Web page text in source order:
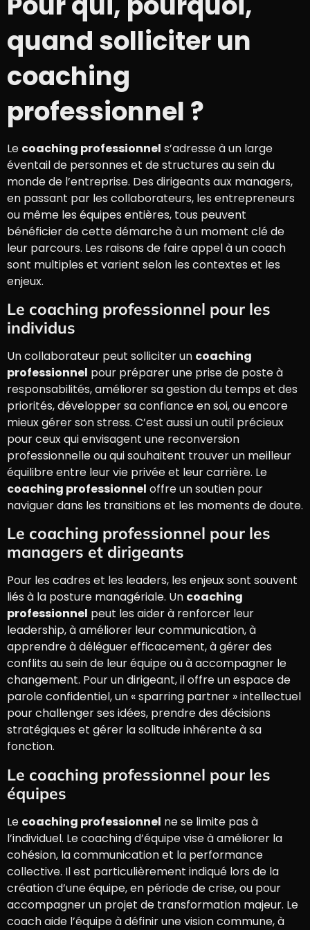
quand solliciter un
coaching
professionnel ?
Le coaching professionnel s’adresse à un large
éventail de personnes et de structures au sein du
monde de l’entreprise. Des dirigeants aux managers,
en passant par les collaborateurs, les entrepreneurs
ou même les équipes entières, tous peuvent
bénéficier de cette démarche à un moment clé de
leur parcours. Les raisons de faire appel à un coach
sont multiples et varient selon les contextes et les
enjeux.
Le coaching professionnel pour les
individus
Un collaborateur peut solliciter un coaching
professionnel pour préparer une prise de poste à
responsabilités, améliorer sa gestion du temps et des
priorités, développer sa confiance en soi, ou encore
mieux gérer son stress. C’est aussi un outil précieux
pour ceux qui envisagent une reconversion
professionnelle ou qui souhaitent trouver un meilleur
équilibre entre leur vie privée et leur carrière. Le
coaching professionnel offre un soutien pour
naviguer dans les transitions et les moments de doute.
Le coaching professionnel pour les
managers et dirigeants
Pour les cadres et les leaders, les enjeux sont souvent
liés à la posture managériale. Un coaching
professionnel peut les aider à renforcer leur
leadership, à améliorer leur communication, à
apprendre à déléguer efficacement, à gérer des
conflits au sein de leur équipe ou à accompagner le
changement. Pour un dirigeant, il offre un espace de
parole confidentiel, un « sparring partner » intellectuel
pour challenger ses idées, prendre des décisions
stratégiques et gérer la solitude inhérente à sa
fonction.
Le coaching professionnel pour les
équipes
Le coaching professionnel ne se limite pas à
l’individuel. Le coaching d’équipe vise à améliorer la
cohésion, la communication et la performance
collective. Il est particulièrement indiqué lors de la
création d’une équipe, en période de crise, ou pour
accompagner un projet de transformation majeur. Le
coach aide l’équipe à définir une vision commune, à